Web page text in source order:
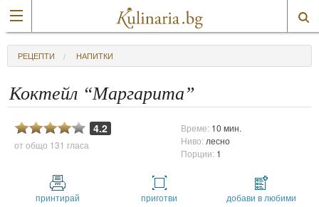
РЕЦЕПТИ НАПИТКИ
Коктейл “Маргарита”
4.2
от общо 131 гласа
Време: 10 мин.
Ниво: лесно
Порции: 1
принтирай приготви добави в любими